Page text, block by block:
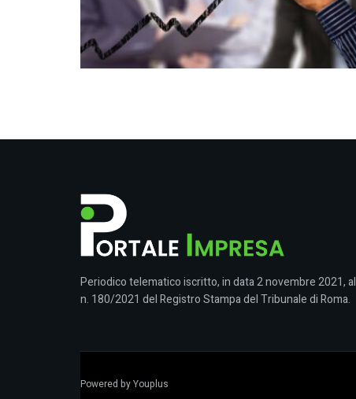
Periodico telematico iscritto, in data 2 novembre 2021, al
n. 180/2021 del Registro Stampa del Tribunale di Roma.
Powered byYouplus